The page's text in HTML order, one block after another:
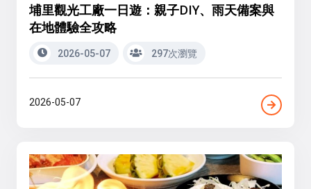
埔里觀光工廠一日遊：親子DIY、雨天備案與
在地體驗全攻略
2026-05-07 297次瀏覽
2026-05-07